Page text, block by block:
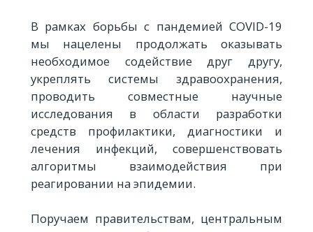
В рамках борьбы с пандемией COVID-19
мы нацелены продолжать оказывать
необходимое содействие друг другу,
укреплять системы здравоохранения,
проводить совместные научные
исследования в области разработки
средств профилактики, диагностики и
лечения инфекций, совершенствовать
алгоритмы взаимодействия при
реагировании на эпидемии.
Поручаем правительствам, центральным